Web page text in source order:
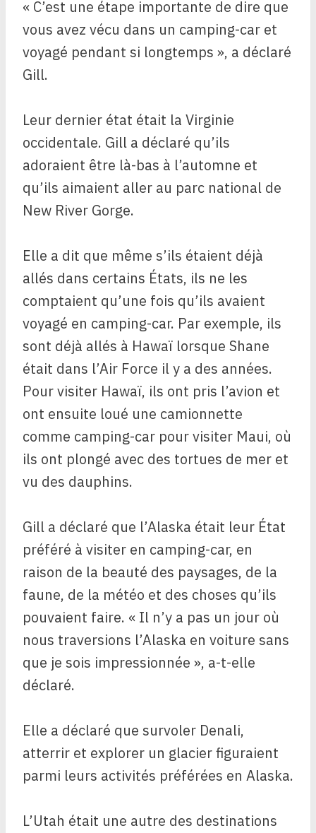
« C’est une étape importante de dire que
vous avez vécu dans un camping-car et
voyagé pendant si longtemps », a déclaré
Gill.
Leur dernier état était la Virginie
occidentale. Gill a déclaré qu’ils
adoraient être là-bas à l’automne et
qu’ils aimaient aller au parc national de
New River Gorge.
Elle a dit que même s’ils étaient déjà
allés dans certains États, ils ne les
comptaient qu’une fois qu’ils avaient
voyagé en camping-car. Par exemple, ils
sont déjà allés à Hawaï lorsque Shane
était dans l’Air Force il y a des années.
Pour visiter Hawaï, ils ont pris l’avion et
ont ensuite loué une camionnette
comme camping-car pour visiter Maui, où
ils ont plongé avec des tortues de mer et
vu des dauphins.
Gill a déclaré que l’Alaska était leur État
préféré à visiter en camping-car, en
raison de la beauté des paysages, de la
faune, de la météo et des choses qu’ils
pouvaient faire. « Il n’y a pas un jour où
nous traversions l’Alaska en voiture sans
que je sois impressionnée », a-t-elle
déclaré.
Elle a déclaré que survoler Denali,
atterrir et explorer un glacier figuraient
parmi leurs activités préférées en Alaska.
L’Utah était une autre des destinations